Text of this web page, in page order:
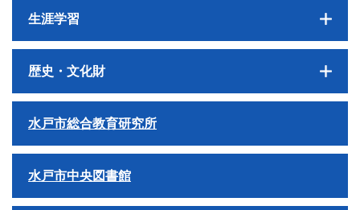
生涯学習
歴史・文化財
水戸市総合教育研究所
水戸市中央図書館